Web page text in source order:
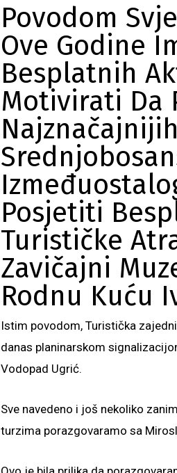
Povodom
Ove Godine
Besplatnih
Motivirati Da
Posjetiti
Turističke
Zavičajni
Rodnu Kuću
Istim povodom, Turistička
danas planinarskom
Vodopad Ugrić.
Sve navedeno i još nekoliko
turzima porazgovaramo sa